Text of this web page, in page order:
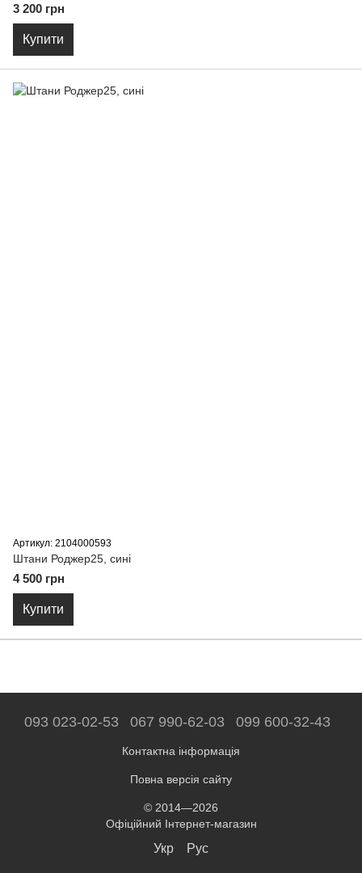
3 200 грн
Купити
Артикул: 2104000593
Штани Роджер25, сині
4 500 грн
Купити
093 023-02-53 067 990-62-03 099 600-32-43
Контактна інформація
Повна версія сайту
© 2014—2026
Офіційний Інтернет-магазин
Укр Рус